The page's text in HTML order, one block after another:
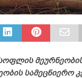
სამეცნიერო